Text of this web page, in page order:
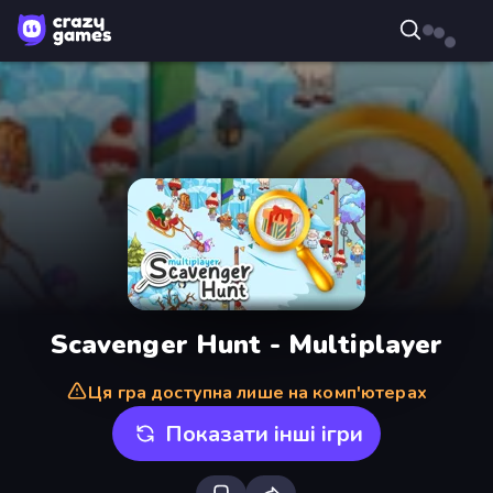
Scavenger Hunt - Multiplayer
Ця гра доступна лише на комп'ютерах
Показати інші ігри